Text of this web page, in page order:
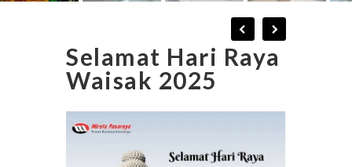
Selamat Hari Raya
Waisak 2025